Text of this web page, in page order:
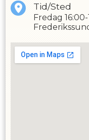
Tid/Sted
Fredag